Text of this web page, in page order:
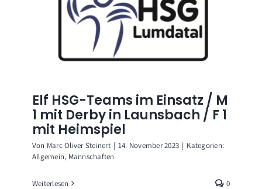
Elf HSG-Teams im Einsatz / M
1 mit Derby in Launsbach / F 1
mit Heimspiel
Von Marc Oliver Steinert | 14. November 2023 | Kategorien:
Allgemein, Mannschaften
Weiterlesen 0